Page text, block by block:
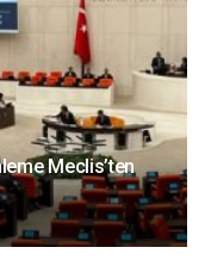
Meclis’ten